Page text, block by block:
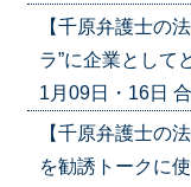
【千原弁護士
ラ”に企業として
1月09日・16日
【千原弁護士
を勧誘トークに